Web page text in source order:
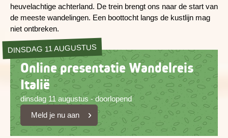
heuvelachtige achterland. De trein brengt ons naar de start van
de meeste wandelingen. Een boottocht langs de kustlijn mag
niet ontbreken.
DINSDAG 11 AUGUSTUS
Online presentatie Wandelreis
Italië
dinsdag 11 augustus - doorlopend
Meld je nu aan